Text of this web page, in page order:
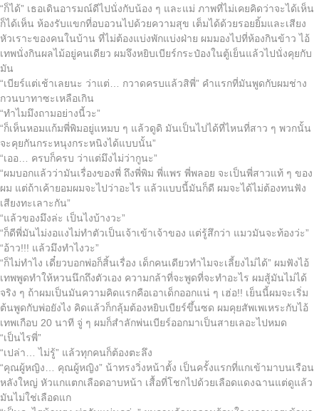
“ก็ได้” เธอเดินอารมณ์ดีไปนั่งกับน้อง ๆ และแม่ ภาพที่ไม่เคยคิดว่าจะได้เห็น
ก็ได้เห็น ห้องรับแขกที่อบอวนไปด้วยความสุข เต็มได้ด้วยรอยยิ้มและเสียง
หัวเราะของคนในบ้าน ที่ไม่ต้องแบ่งพักแบ่งฝ่าย ผมมองไปที่ห้องกินข้าว ไอ้
เทพนั่งกินผลไม้อยู่คนเดียว ผมจึงหยิบเบียร์กระป๋องในตู้เย็นแล้วไปนั่งคุยกับ
มัน
“เบียร์แต่เช้าเลยนะ ว่าแต่… กวาดครบแล้วสิพี่” คำแรกที่มันพูดกับผมช่าง
กวนบาทาซะเหลือเกิน
“ทำไมมึงถามอย่างนี้วะ”
“ก็เห็นหอมแก้มพี่พิมอยู่แหมบ ๆ แล้วดูดิ มันเป็นไปได้ที่ไหนที่สาว ๆ พวกนั้น
จะคุยกันกระหนุงกระหนิงได้แบบนั้น”
“เออ… ครบก็ครบ ว่าแต่มึงไม่ว่ากูนะ”
“ผมบอกแล้วว่ามันเรื่องของพี่ ถึงพี่พิม พี่แพร พี่พลอย จะเป็นพี่สาวแท้ ๆ ของ
ผม แต่ถ้าเค้ายอมผมจะไปว่าอะไร แล้วแบบนี้มันก็ดี ผมจะได้ไม่ต้องทนฟัง
เสียงทะเลาะกัน”
“แล้วของมึงล่ะ เป็นไงบ้างวะ”
“ก็ดีพี่มันไม่งอแงไม่ทำตัวเป็นเจ้าเข้าเจ้าของ แต่รู้สึกว่า แมวมันจะท้องว่ะ”
“อ้าว!!! แล้วมึงทำไงวะ”
“ก็ไม่ทำไง เดี๋ยวบอกพ่อก็สิ้นเรื่อง เด็กคนเดียวทำไมจะเลี้ยงไม่ได้” ผมฟังไอ้
เทพพูดทำให้หวนนึกถึงตัวเอง ความกล้าที่จะพูดที่จะทำอะไร ผมสู้มันไม่ได้
จริง ๆ ถ้าผมเป็นมันความคิดแรกคือเอาเด็กออกแน่ ๆ เฮ่อ!! เย็นนี้ผมจะเริ่ม
ต้นพูดกับพ่อยังไง คิดแล้วก็กลุ้มต้องหยิบเบียร์ขึ้นซด ผมคุยสัพเพเหระกับไอ้
เทพเกือบ 20 นาที จู่ ๆ ผมก็สำลักพ่นเบียร์ออกมาเป็นสายเลอะไปหมด
“เป็นไรพี่”
“เปล่า… ไม่รู้” แล้วทุกคนก็ต้องตะลึง
“คุณผู้หญิง… คุณผู้หญิง” น้าทรงวิ่งหน้าตั้ง เป็นครั้งแรกที่แกเข้ามาบนเรือน
หลังใหญ่ หัวแกแตกเลือดอาบหน้า เสื้อที่โชกไปด้วยเลือดแดงฉานแต่ดูแล้ว
มันไม่ใช่เลือดแก